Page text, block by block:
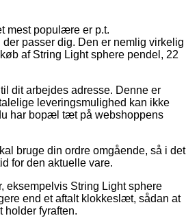
mest populære er p.t.
passer dig. Den er nemlig virkelig
af String Light sphere pendel, 22
dit arbejdes adresse. Denne er
leveringsmulighed kan ikke
har bopæl tæt på webshoppens
bruge din ordre omgående, så i det
for den aktuelle vare.
eksempelvis String Light sphere
end et aftalt klokkeslæt, sådan at
holder fyraften.